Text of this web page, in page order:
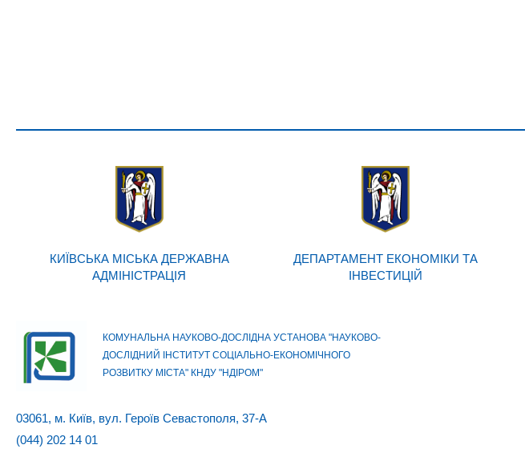
КИЇВСЬКА МІСЬКА ДЕРЖАВНА
АДМІНІСТРАЦІЯ
ДЕПАРТАМЕНТ ЕКОНОМІКИ ТА
ІНВЕСТИЦІЙ
КОМУНАЛЬНА НАУКОВО-ДОСЛІДНА УСТАНОВА "НАУКОВО-
ДОСЛІДНИЙ ІНСТИТУТ СОЦІАЛЬНО-ЕКОНОМІЧНОГО
РОЗВИТКУ МІСТА" КНДУ "НДІРОМ"
03061, м. Київ, вул. Героїв Севастополя, 37-А
(044) 202 14 01